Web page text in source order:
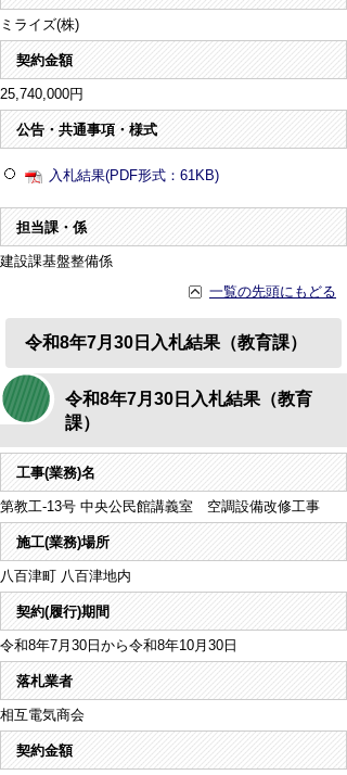
ミライズ(株)
契約金額
25,740,000円
公告・共通事項・様式
入札結果(PDF形式：61KB)
担当課・係
建設課基盤整備係
一覧の先頭にもどる
令和8年7月30日入札結果（教育課）
令和8年7月30日入札結果（教育
課）
工事(業務)名
第教工-13号 中央公民館講義室 空調設備改修工事
施工(業務)場所
八百津町 八百津地内
契約(履行)期間
令和8年7月30日から令和8年10月30日
落札業者
相互電気商会
契約金額